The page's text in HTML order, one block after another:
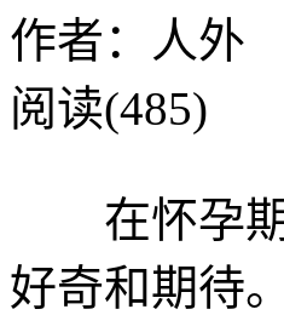
作者：人外
阅读(485)
在怀孕期
好奇和期待